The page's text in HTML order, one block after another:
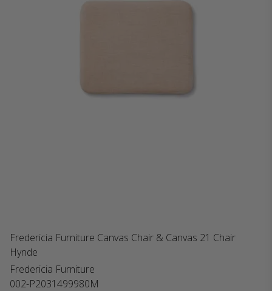
Fredericia Furniture Canvas Chair & Canvas 21 Chair
Hynde
Fredericia Furniture
002-P2031499980M